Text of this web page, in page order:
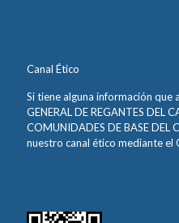
Canal Ético
Si tiene alguna información
GENERAL DE REGANTES DEL
COMUNIDADES DE BASE DEL
nuestro canal ético mediante el